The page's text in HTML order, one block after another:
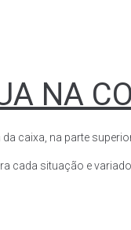
NA
caixa, na parte
cada situação e